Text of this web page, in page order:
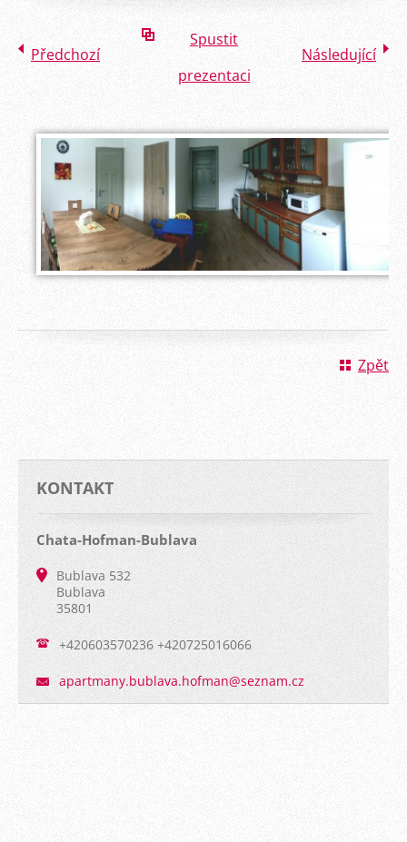
Předchozí
Spustit
prezentaci
Následující
Zpět
KONTAKT
Chata-Hofman-Bublava
Bublava 532
Bublava
35801
+420603570236 +420725016066
apartmany.bublava.hofman@seznam.cz